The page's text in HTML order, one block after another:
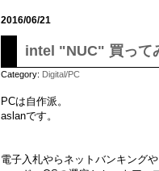
2016/06/21
intel "NUC" 買って
Category: Digital/PC
PCは自作派。
aslanです。
電子入札やらネットバンキング